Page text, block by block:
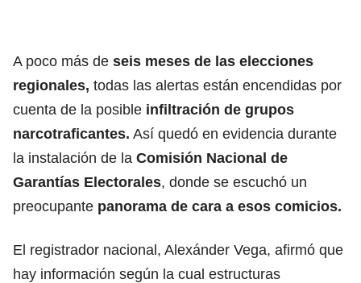
A poco más de seis meses de las elecciones
regionales, todas las alertas están encendidas por
cuenta de la posible infiltración de grupos
narcotraficantes. Así quedó en evidencia durante
la instalación de la Comisión Nacional de
Garantías Electorales, donde se escuchó un
preocupante panorama de cara a esos comicios.
El registrador nacional, Alexánder Vega, afirmó que
hay información según la cual estructuras